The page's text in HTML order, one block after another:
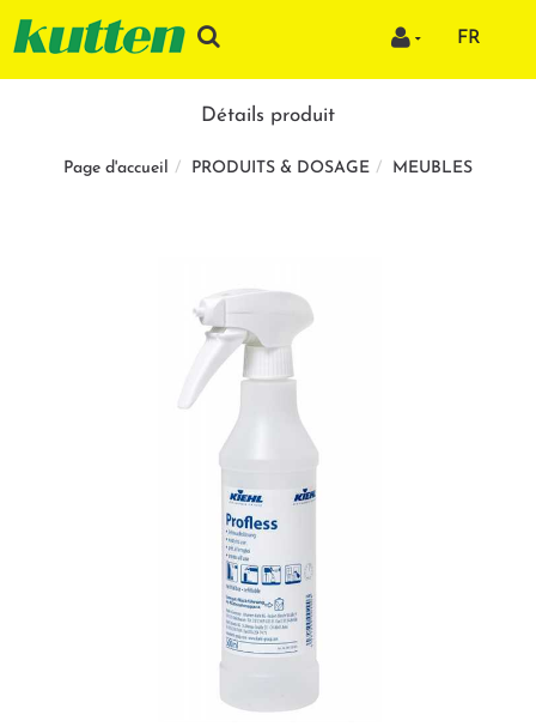
FR
Détails produit
Page d'accueil PRODUITS & DOSAGE MEUBLES